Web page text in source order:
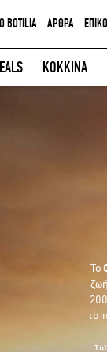
BOTILIA ΑΡΘΡΑ
ΚΟΚΚΙΝΑ
Το
το